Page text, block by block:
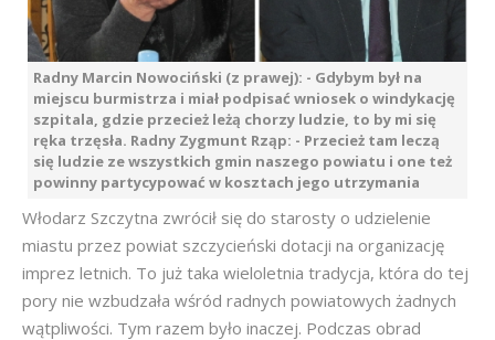
Radny Marcin Nowociński (z prawej): - Gdybym był na
miejscu burmistrza i miał podpisać wniosek o windykację
szpitala, gdzie przecież leżą chorzy ludzie, to by mi się
ręka trzęsła. Radny Zygmunt Rząp: - Przecież tam leczą
się ludzie ze wszystkich gmin naszego powiatu i one też
powinny partycypować w kosztach jego utrzymania
Włodarz Szczytna zwrócił się do starosty o udzielenie
miastu przez powiat szczycieński dotacji na organizację
imprez letnich. To już taka wieloletnia tradycja, która do tej
pory nie wzbudzała wśród radnych powiatowych żadnych
wątpliwości. Tym razem było inaczej. Podczas obrad